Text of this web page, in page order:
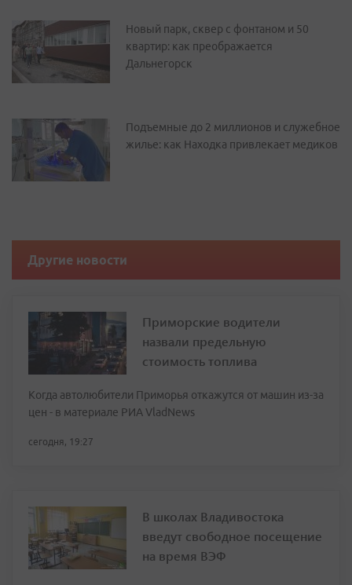
Новый парк, сквер с фонтаном и 50
квартир: как преображается
Дальнегорск
Подъемные до 2 миллионов и служебное
жилье: как Находка привлекает медиков
Другие новости
Приморские водители
назвали предельную
стоимость топлива
Когда автолюбители Приморья откажутся от машин из-за
цен - в материале РИА VladNews
сегодня, 19:27
В школах Владивостока
введут свободное посещение
на время ВЭФ